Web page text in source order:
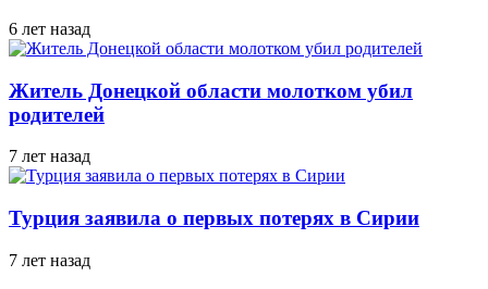
6 лет назад
Житель Донецкой области молотком убил
родителей
7 лет назад
Турция заявила о первых потерях в Сирии
7 лет назад